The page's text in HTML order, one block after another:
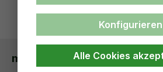
medical solutions
Konfigurieren
Alle Cookies